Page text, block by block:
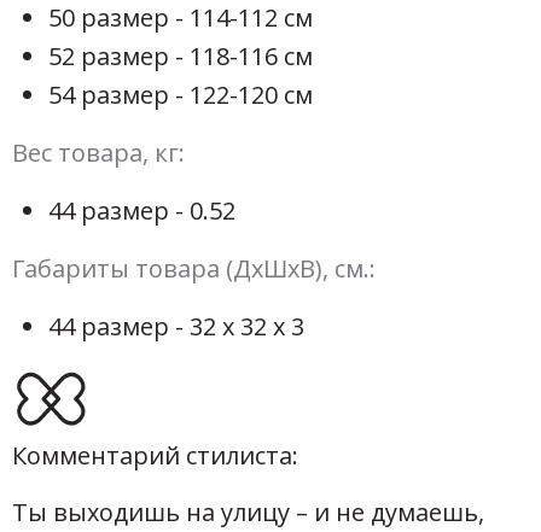
50 размер - 114-112 см
52 размер - 118-116 см
54 размер - 122-120 см
Вес товара, кг:
44 размер - 0.52
Габариты товара (ДхШхВ), см.:
44 размер - 32 х 32 х 3
Комментарий стилиста:
Ты выходишь на улицу – и не думаешь,